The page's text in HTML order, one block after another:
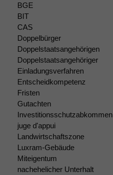
BGE
BIT
CAS
Doppelbürger
Doppelstaatsangehörigen
Doppelstaatsangehöriger
Einladungsverfahren
Entscheidkompetenz
Fristen
Gutachten
Investitionsschutzabkommen
juge d'appui
Landwirtschaftszone
Luxram-Gebäude
Miteigentum
nachehelicher Unterhalt